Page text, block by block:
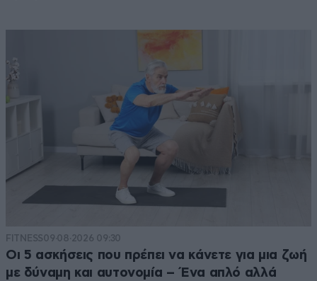
FITNESS09·08·2026 09:30
Οι 5 ασκήσεις που πρέπει να κάνετε για μια ζωή
με δύναμη και αυτονομία – Ένα απλό αλλά